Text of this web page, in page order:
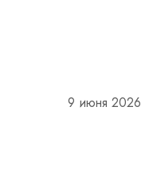
9 июня 2026